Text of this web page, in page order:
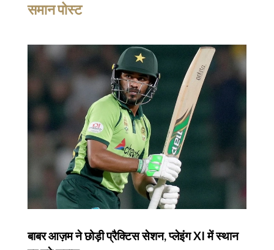
समान पोस्ट
बाबर आज़म ने छोड़ी प्रैक्टिस सेशन, प्लेइंग XI में स्थान